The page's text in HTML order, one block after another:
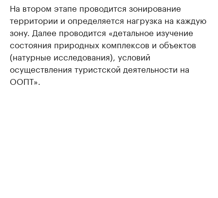
На втором этапе проводится зонирование
территории и определяется нагрузка на каждую
зону. Далее проводится «детальное изучение
состояния природных комплексов и объектов
(натурные исследования), условий
осуществления туристской деятельности на
ООПТ».